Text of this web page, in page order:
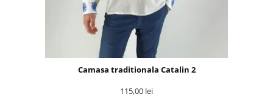
Camasa traditionala Catalin 2
115,00 lei